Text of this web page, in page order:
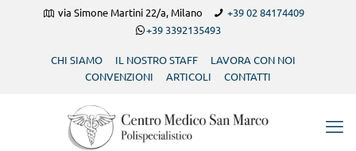
via Simone Martini 22/a, Milano
+39 02 84174409
+39 3392135493
CHI SIAMO IL NOSTRO STAFF
LAVORA CON NOI
CONVENZIONI
ARTICOLI CONTATTI